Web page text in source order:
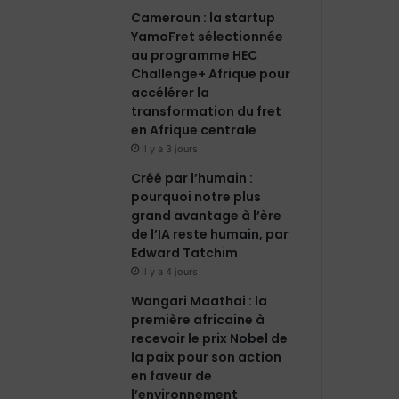
m
Cameroun : la startup
YamoFret sélectionnée
au programme HEC
Challenge+ Afrique pour
accélérer la
transformation du fret
en Afrique centrale
il y a 3 jours
Créé par l’humain :
pourquoi notre plus
grand avantage à l’ère
de l’IA reste humain, par
Edward Tatchim
il y a 4 jours
Wangari Maathai : la
première africaine à
recevoir le prix Nobel de
la paix pour son action
en faveur de
l’environnement